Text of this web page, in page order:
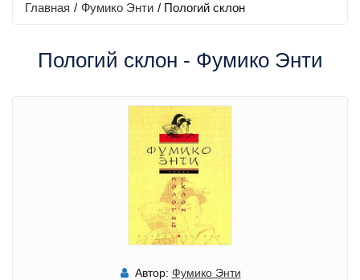
Главная / Фумико Энти / Пологий склон
Пологий склон - Фумико Энти
Автор: Фумико Энти